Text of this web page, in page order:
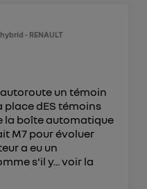
- RENAULT
un témoin
place dES témoins
la boîte automatique
M7 pour évoluer
a eu un
s'il y... voir la